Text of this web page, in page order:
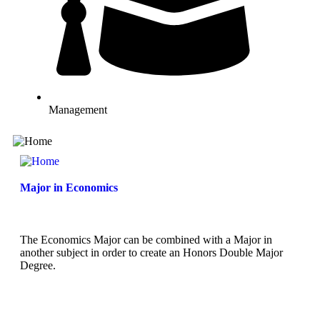
Management
Major in Economics
The Economics Major can be combined with a Major in
another subject in order to create an Honors Double Major
Degree.